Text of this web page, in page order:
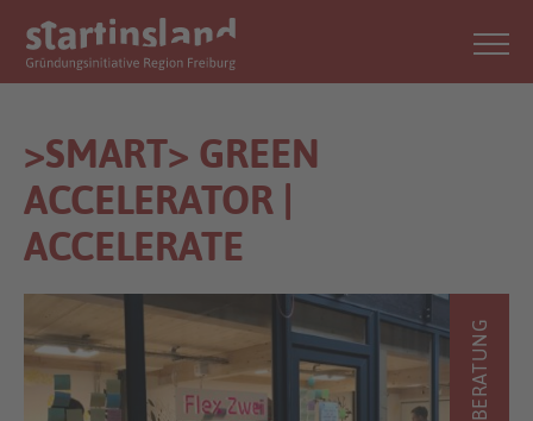
>SMART> GREEN
ACCELERATOR |
ACCELERATE